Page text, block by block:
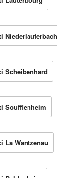
Niederlauterbach
Scheibenhard
Soufflenheim
La Wantzenau